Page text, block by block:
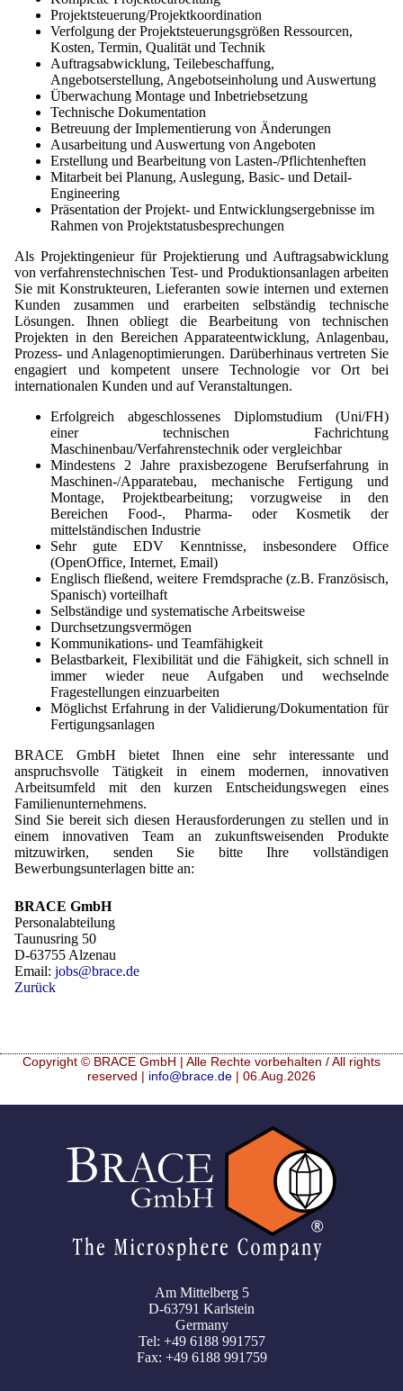
Metalle
Pharmazeutika
Polymere
Probiotika
Sehr kleine Kapseln
Staubreduktion
Tabak
Tierernährung
Vitamine
Microcapsules
Projektsteuerung/Projektkoordination
Verfolgung der Projektsteuerungsgrößen Ressourcen,
Kosten, Termin, Qualität und Technik
Auftragsabwicklung, Teilebeschaffung,
Angebotserstellung, Angebotseinholung und Auswertung
Überwachung Montage und Inbetriebsetzung
Technische Dokumentation
Betreuung der Implementierung von Änderungen
Ausarbeitung und Auswertung von Angeboten
Erstellung und Bearbeitung von Lasten-/Pflichtenheften
Mitarbeit bei Planung, Auslegung, Basic- und Detail-
Engineering
Präsentation der Projekt- und Entwicklungsergebnisse im
Rahmen von Projektstatusbesprechungen
Als Projektingenieur für Projektierung und Auftragsabwicklung
von verfahrenstechnischen Test- und Produktionsanlagen arbeiten
Sie mit Konstrukteuren, Lieferanten sowie internen und externen
Kunden zusammen und erarbeiten selbständig technische
Lösungen. Ihnen obliegt die Bearbeitung von technischen
Projekten in den Bereichen Apparateentwicklung, Anlagenbau,
Prozess- und Anlagenoptimierungen. Darüberhinaus vertreten Sie
engagiert und kompetent unsere Technologie vor Ort bei
internationalen Kunden und auf Veranstaltungen.
Erfolgreich abgeschlossenes Diplomstudium (Uni/FH)
einer technischen Fachrichtung
Maschinenbau/Verfahrenstechnik oder vergleichbar
Mindestens 2 Jahre praxisbezogene Berufserfahrung in
Maschinen-/Apparatebau, mechanische Fertigung und
Montage, Projektbearbeitung; vorzugweise in den
Bereichen Food-, Pharma- oder Kosmetik der
mittelständischen Industrie
Sehr gute EDV Kenntnisse, insbesondere Office
(OpenOffice, Internet, Email)
Englisch fließend, weitere Fremdsprache (z.B. Französisch,
Spanisch) vorteilhaft
Selbständige und systematische Arbeitsweise
Durchsetzungsvermögen
Kommunikations- und Teamfähigkeit
Belastbarkeit, Flexibilität und die Fähigkeit, sich schnell in
immer wieder neue Aufgaben und wechselnde
Fragestellungen einzuarbeiten
Möglichst Erfahrung in der Validierung/Dokumentation für
Fertigungsanlagen
BRACE GmbH bietet Ihnen eine sehr interessante und
anspruchsvolle Tätigkeit in einem moder­nen, innovativen
Arbeitsumfeld mit den kurzen Entscheidungswegen eines
Familienunternehmens.
Sind Sie bereit sich diesen Herausforderungen zu stellen und in
einem innovativen Team an zukunftsweisenden Produkte
mitzuwirken, senden Sie bitte Ihre vollständigen
Bewerbungsunterlagen bitte an:
BRACE GmbH
Personalabteilung
Taunusring 50
D-63755 Alzenau
Email: jobs@brace.de
Zurück
Copyright © BRACE GmbH | Alle Rechte vorbehalten / All rights
reserved | info@brace.de | 06.Aug.2026
Am Mittelberg 5
D-63791 Karlstein
Germany
Tel: +49 6188 991757
Fax: +49 6188 991759